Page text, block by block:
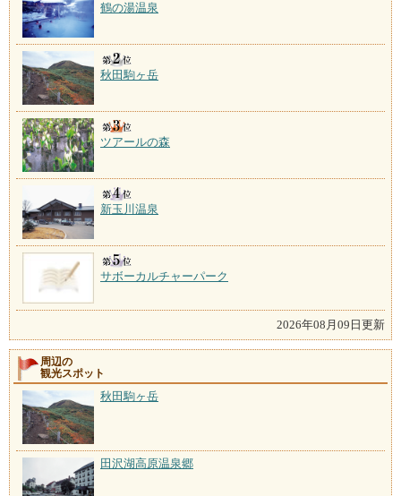
鶴の湯温泉
秋田駒ヶ岳
ツアールの森
新玉川温泉
サボーカルチャーパーク
2026年08月09日更新
周辺の
観光スポット
秋田駒ヶ岳
田沢湖高原温泉郷